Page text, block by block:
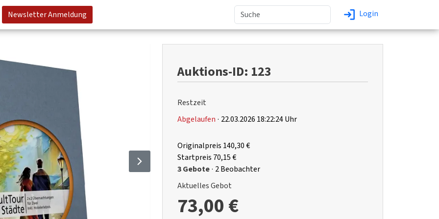
Newsletter Anmeldung Login
Auktions-ID: 123
Restzeit
Abgelaufen · 22.03.2026 18:22:24 Uhr
Originalpreis 140,30 €
Startpreis 70,15 €
3 Gebote· 2 Beobachter
Aktuelles Gebot
73,00 €